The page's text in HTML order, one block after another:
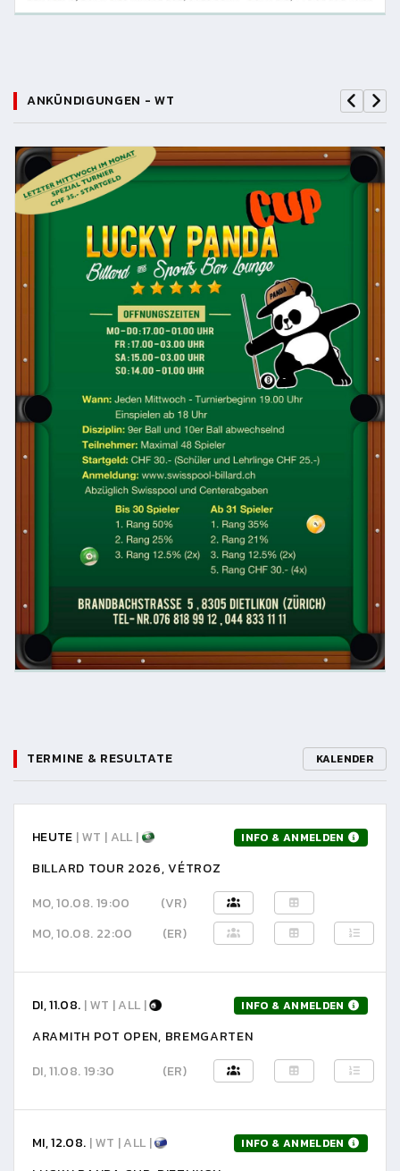
ANKÜNDIGUNGEN - WT
TERMINE & RESULTATE KALENDER
HEUTE | WT | ALL | INFO & ANMELDEN
BILLARD TOUR 2026, VÉTROZ
MO, 10.08. 19:00
(VR)
MO, 10.08. 22:00
(ER)
DI, 11.08. | WT | ALL | INFO & ANMELDEN
ARAMITH POT OPEN, BREMGARTEN
DI, 11.08. 19:30
(ER)
MI, 12.08. | WT | ALL | INFO & ANMELDEN